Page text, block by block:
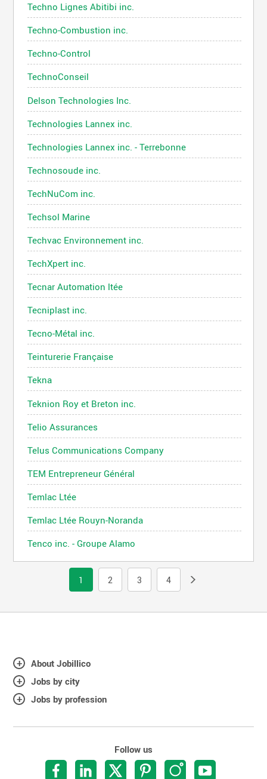
Techno Lignes Abitibi inc.
Techno-Combustion inc.
Techno-Control
TechnoConseil
Delson Technologies Inc.
Technologies Lannex inc.
Technologies Lannex inc. - Terrebonne
Technosoude inc.
TechNuCom inc.
Techsol Marine
Techvac Environnement inc.
TechXpert inc.
Tecnar Automation ltée
Tecniplast inc.
Tecno-Métal inc.
Teinturerie Française
Tekna
Teknion Roy et Breton inc.
Telio Assurances
Telus Communications Company
TEM Entrepreneur Général
Temlac Ltée
Temlac Ltée Rouyn-Noranda
Tenco inc. - Groupe Alamo
1 2 3 4
About Jobillico
Jobs by city
Jobs by profession
Follow us